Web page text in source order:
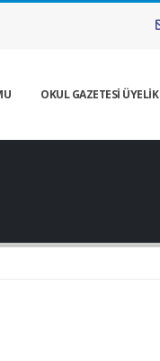
OKUL GAZETESİ ÜYELİK